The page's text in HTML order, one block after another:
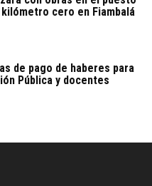
cero en Fiambalá
de pago de haberes para
Pública y docentes